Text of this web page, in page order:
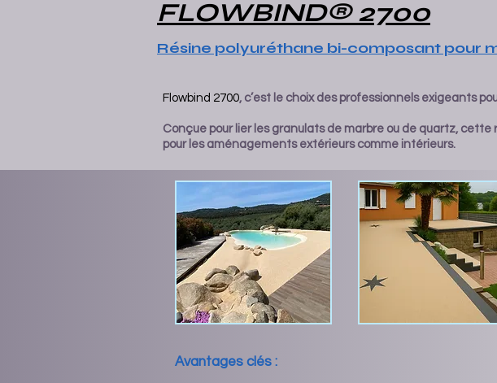
FLOWBIND® 2700
Résine polyuréthane bi-composant pour
Flowbind 2700, c’est le choix des professionnels exigeants
Conçue pour lier les granulats de marbre ou de quartz,
pour les aménagements extérieurs comme intérieurs.
Avantages clés :